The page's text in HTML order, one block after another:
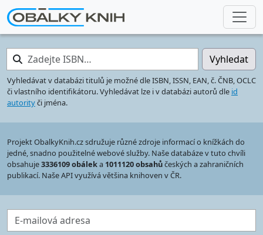
Zadejte ISBN… Vyhledat
Vyhledávat v databázi titulů je možné dle ISBN, ISSN, EAN, č. ČNB, OCLC
či vlastního identifikátoru. Vyhledávat lze i v databázi autorů dle id
autorityči jména.
Projekt ObalkyKnih.cz sdružuje různé zdroje informací o knížkách do
jedné, snadno použitelné webové služby. Naše databáze v tuto chvíli
obsahuje3336109 obáleka 1011120 obsahůčeských a zahraničních
publikací. Naše API využívá většina knihoven v ČR.
E-mailová adresa